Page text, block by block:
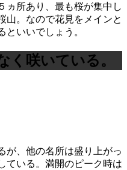
ヵ所あり、最も桜が集中し
山。なので花見をメインと
いいでしょう。
く咲いている。
が、他の名所は盛り上がっ
ている。満開のピーク時は